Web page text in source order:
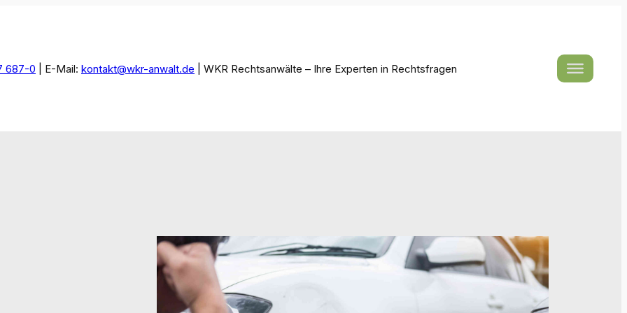
687-0 | E-Mail: kontakt@wkr-anwalt.de | WKR Rechtsanwälte – Ihre Experten in Rechtsfragen